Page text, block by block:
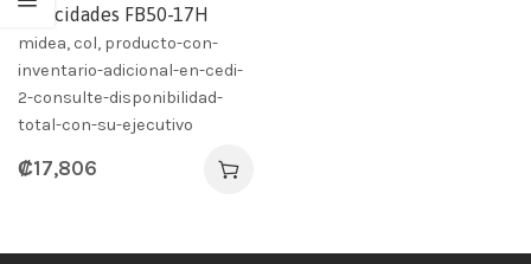
velocidades FB50-17H
midea, col, producto-con-
inventario-adicional-en-cedi-
2-consulte-disponibilidad-
total-con-su-ejecutivo
₡17,806